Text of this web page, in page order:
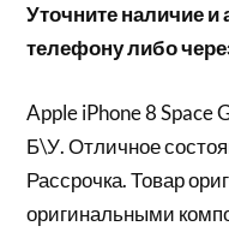
Уточните наличие и
телефону либо
Apple iPhone 8 Space
Б\У. Отличное
Рассрочка. Товар
оригинальными